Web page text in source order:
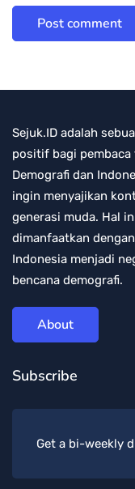
Sejuk.ID adalah
positif bagi
Demografi dan
ingin menyajikan
generasi muda. Hal
dimanfaatkan
Indonesia menjadi
bencana demografi.
About
Subscribe
Get a bi-weekly